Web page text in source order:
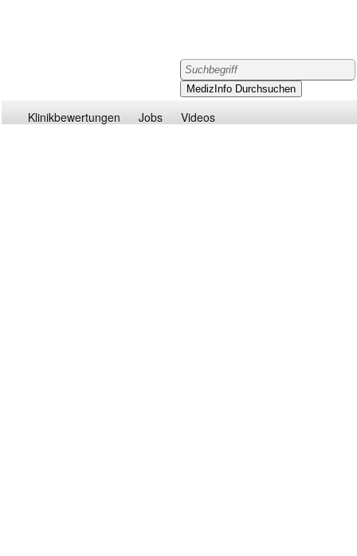
Klinikbewertungen Jobs Videos